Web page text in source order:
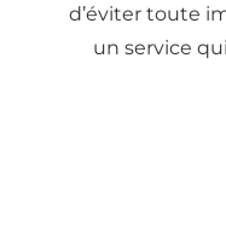
d’éviter toute
un service